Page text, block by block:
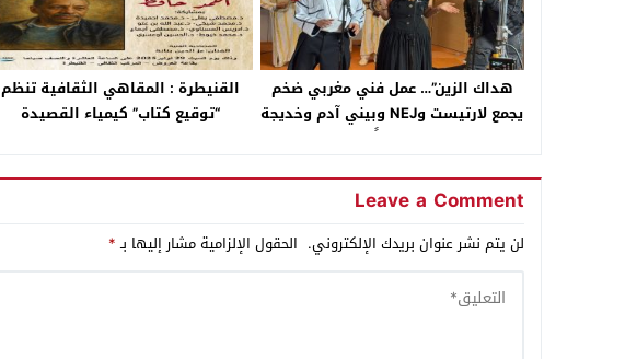
هداك الزين”… عمل فني مغربي ضخم
يجمع لارتيست وNEJ وبيني آدم وخديجة
تاعيالت احتفالًا بـ الكان
القنيطرة : المقاهي الثقافية تنظم
“توقيع كتاب” كيمياء القصيدة
Leave a Comment
لن يتم نشر عنوان بريدك الإلكتروني. الحقول الإلزامية مشار إليها بـ*